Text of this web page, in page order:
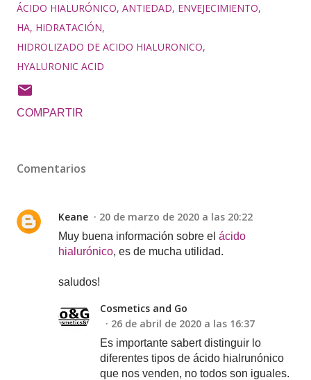
ÁCIDO HIALURÓNICO ANTIEDAD ENVEJECIMIENTO
HA HIDRATACIÓN
HIDROLIZADO DE ACIDO HIALURONICO
HYALURONIC ACID
COMPARTIR
Comentarios
Keane 20 de marzo de 2020 a las 20:22
Muy buena información sobre el ácido
hialurónico, es de mucha utilidad.
saludos!
Cosmetics and Go
26 de abril de 2020 a las 16:37
Es importante sabert distinguir lo
diferentes tipos de ácido hialrunónico
que nos venden, no todos son iguales.